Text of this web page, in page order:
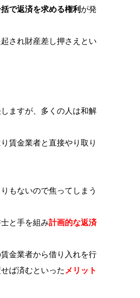
で返済を求める権利 が発
され財産差し押さえとい
ますが、多くの人は和解
賃金業者と直接やり取り
もないので焦ってしまう
と手を組み計画的な返済
金業者から借り入れを行
ば済むといった メリット